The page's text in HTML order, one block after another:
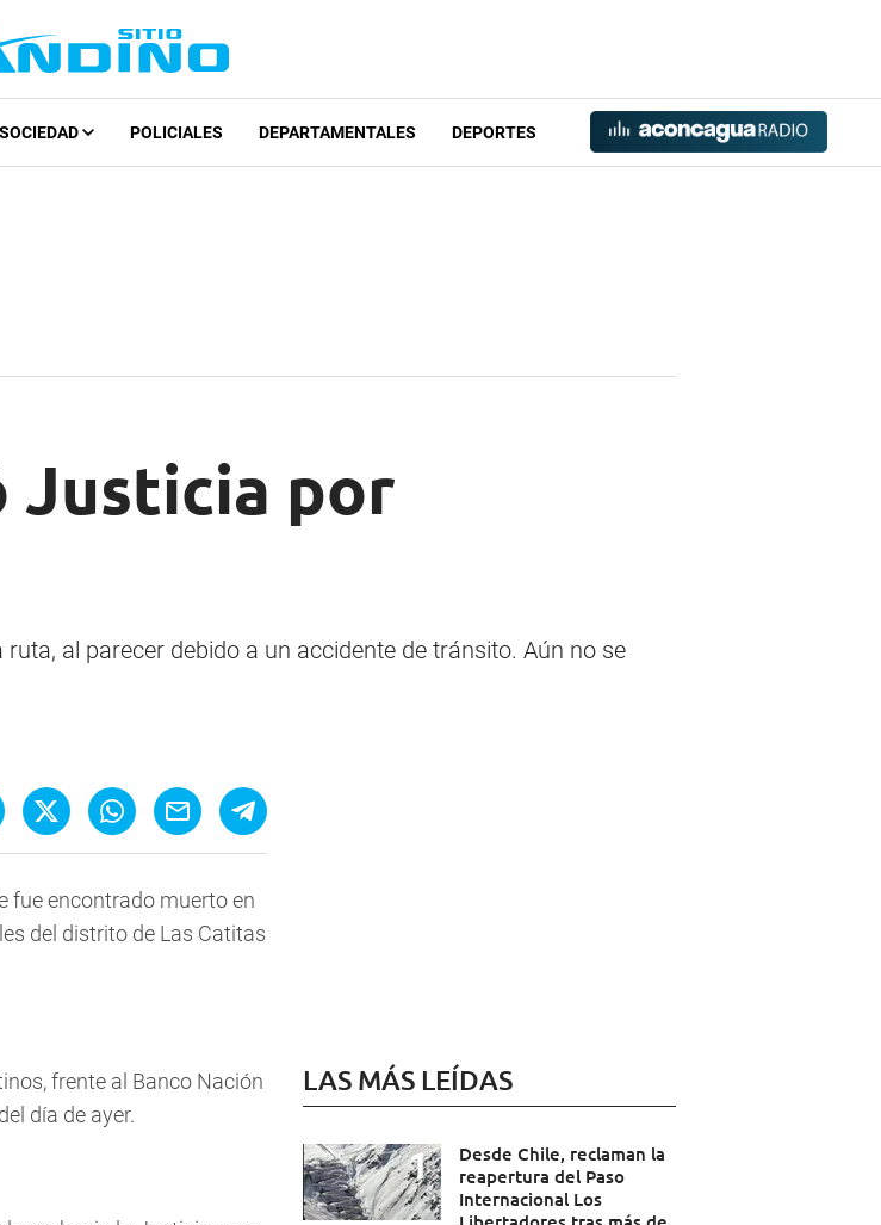
SOCIEDAD POLICIALES DEPARTAMENTALES DEPORTES
Justicia por
al parecer debido a un accidente de tránsito. Aún no se
fue encontrado muerto en
del distrito de Las Catitas
frente al Banco Nación
día de ayer.
LAS MÁS LEÍDAS
Desde Chile, reclaman la
reapertura del Paso
Internacional Los